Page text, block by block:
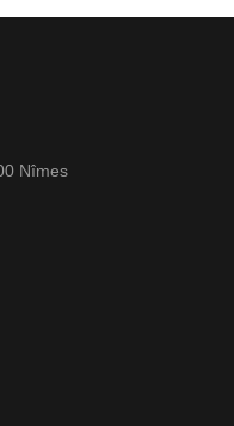
Nîmes